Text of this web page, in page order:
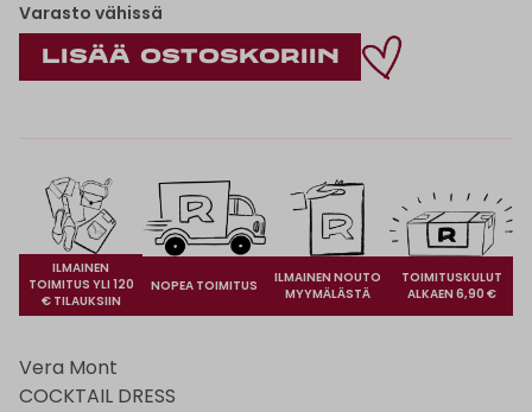
Varasto vähissä
ILMAINEN
TOIMITUS YLI 120
€ TILAUKSIIN
NOPEA TOIMITUS
ILMAINEN NOUTO
MYYMÄLÄSTÄ
TOIMITUSKULUT
ALKAEN 6,90 €
Vera Mont
COCKTAIL DRESS